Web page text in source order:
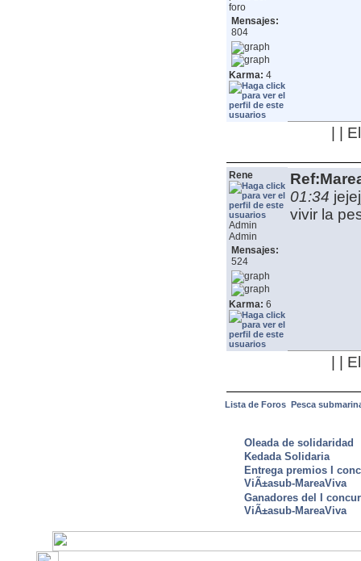
foro
Mensajes:
804
Karma: 4
| |
Rene
Admin
Admin
Mensajes:
524
Karma: 6
01:34
vivir la
| |
Lista de Foros Pesca
Oleada de solidaridad
Kedada Solidaria
Entrega premios I
ViÃ±asub-MareaViva
Ganadores del I
ViÃ±asub-MareaViva